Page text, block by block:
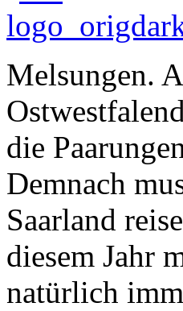
Melsungen.
die
Demnach
Saarland
diesem Jahr
natürlich